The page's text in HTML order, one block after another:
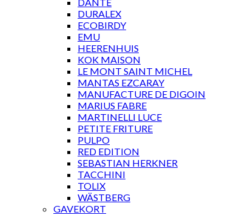
DURALEX
ECOBIRDY
EMU
HEERENHUIS
KOK MAISON
LE MONT SAINT MICHEL
MANTAS EZCARAY
MANUFACTURE DE DIGOIN
MARIUS FABRE
MARTINELLI LUCE
PETITE FRITURE
PULPO
RED EDITION
SEBASTIAN HERKNER
TACCHINI
TOLIX
WÄSTBERG
GAVEKORT